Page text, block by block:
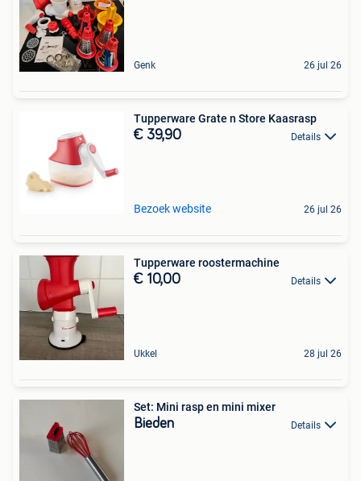
Genk 26 jul 26
Tupperware Grate n Store Kaasrasp
€ 39,90 Details
Bezoek website 26 jul 26
Tupperware roostermachine
€ 10,00 Details
Ukkel 28 jul 26
Set: Mini rasp en mini mixer
Bieden Details